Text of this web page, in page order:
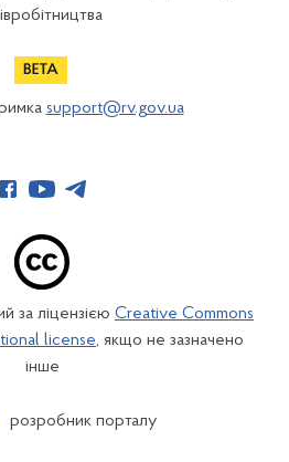
support@rv.gov.ua
за ліцензією Creative Commons
license, якщо не зазначено
інше
розробник порталу